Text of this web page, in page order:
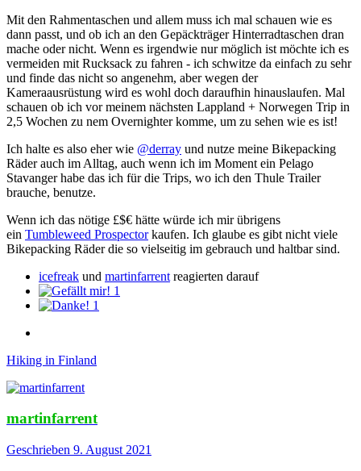
Mit den Rahmentaschen und allem muss ich mal schauen wie es
dann passt, und ob ich an den Gepäckträger Hinterradtaschen dran
mache oder nicht. Wenn es irgendwie nur möglich ist möchte ich es
vermeiden mit Rucksack zu fahren - ich schwitze da einfach zu sehr
und finde das nicht so angenehm, aber wegen der
Kameraausrüstung wird es wohl doch daraufhin hinauslaufen. Mal
schauen ob ich vor meinem nächsten Lappland + Norwegen Trip in
2,5 Wochen zu nem Overnighter komme, um zu sehen wie es ist!
Ich halte es also eher wie @derray und nutze meine Bikepacking
Räder auch im Alltag, auch wenn ich im Moment ein Pelago
Stavanger habe das ich für die Trips, wo ich den Thule Trailer
brauche, benutze.
Wenn ich das nötige £$€ hätte würde ich mir übrigens
ein Tumbleweed Prospectorkaufen. Ich glaube es gibt nicht viele
Bikepacking Räder die so vielseitig im gebrauch und haltbar sind.
icefreak und martinfarrent reagierten darauf
1
1
Hiking in Finland
martinfarrent
Geschrieben 9. August 2021